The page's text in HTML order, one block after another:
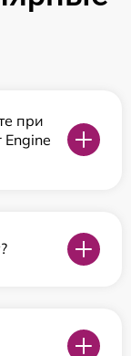
при
Engine